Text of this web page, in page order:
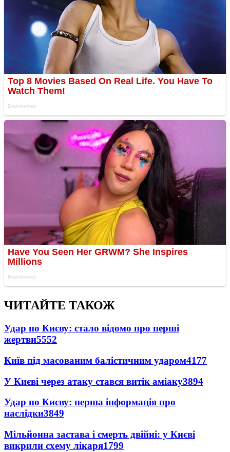
ЧИТАЙТЕ ТАКОЖ
Удар по Києву: стало відомо про перші
жертви5552
Київ під масованим балістичним ударом4177
У Києві через атаку стався витік аміаку3894
Удар по Києву: перша інформація про
наслідки3849
Мільйонна застава і смерть двійні: у Києві
викрили схему лікаря1799